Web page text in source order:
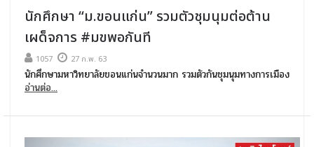
นักศึกษา “ม.ขอนแก่น” รวมตัวชุมนุมต่อต้าน
เผด็จการ #มขพอกันที
1057 27 ก.พ. 63
นักศึกษามหาวิทยาลัยขอนแก่นจำนวนมาก รวมตัวกันชุมนุมทางการเมือง
อ่านต่อ...